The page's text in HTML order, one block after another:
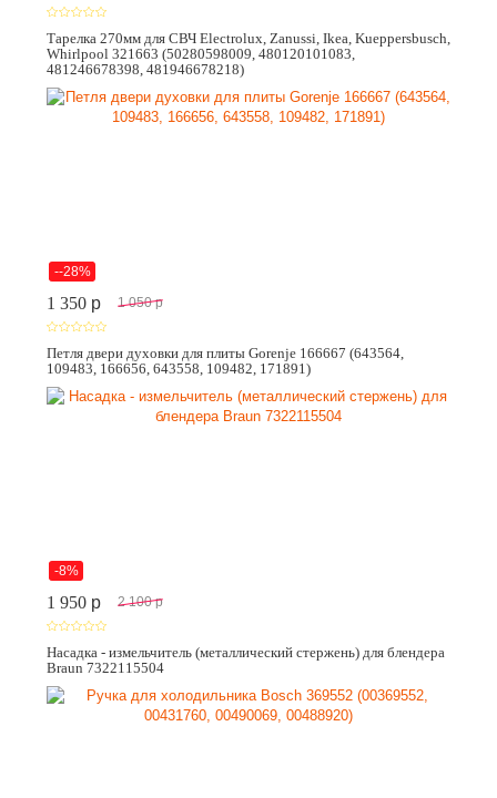
Тарелка 270мм для СВЧ Electrolux, Zanussi, Ikea, Kueppersbusch,
Whirlpool 321663 (50280598009, 480120101083,
481246678398, 481946678218)
--28%
1 350 p 1 050 p
Петля двери духовки для плиты Gorenje 166667 (643564,
109483, 166656, 643558, 109482, 171891)
-8%
1 950 p 2 100 p
Насадка - измельчитель (металлический стержень) для блендера
Braun 7322115504